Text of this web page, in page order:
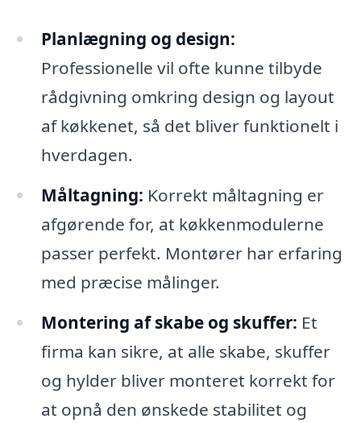
Planlægning og design:
Professionelle vil ofte kunne tilbyde
rådgivning omkring design og layout
af køkkenet, så det bliver funktionelt i
hverdagen.
Måltagning: Korrekt måltagning er
afgørende for, at køkkenmodulerne
passer perfekt. Montører har erfaring
med præcise målinger.
Montering af skabe og skuffer: Et
firma kan sikre, at alle skabe, skuffer
og hylder bliver monteret korrekt for
at opnå den ønskede stabilitet og